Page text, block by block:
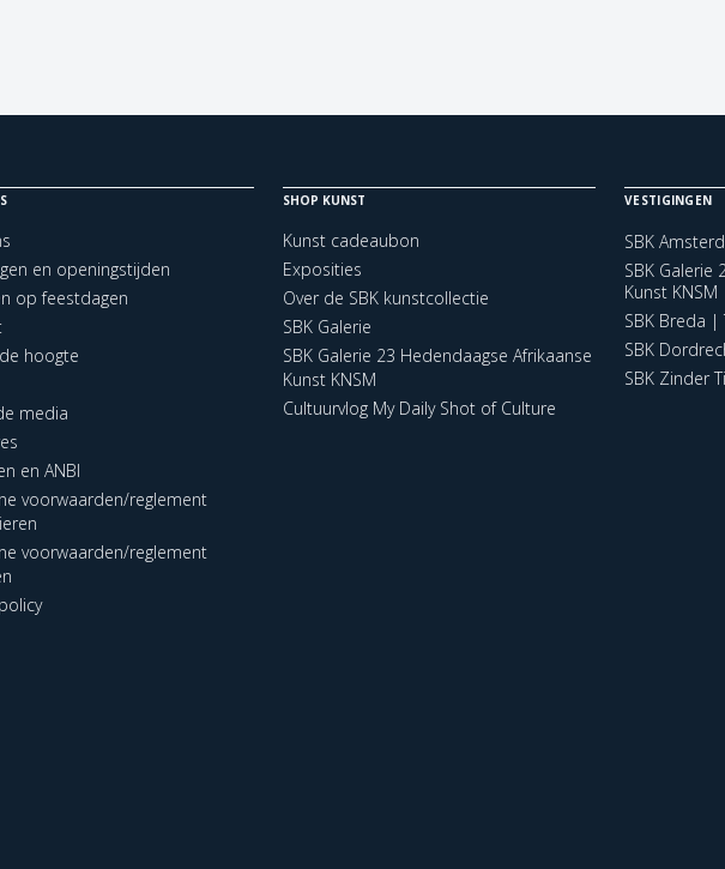
en openingstijden
op feestdagen
hoogte
media
en ANBI
voorwaarden/reglement
voorwaarden/reglement
SHOP KUNST
Kunst cadeaubon
Exposities
Over de SBK kunstcollectie
SBK Galerie
SBK Galerie 23 Hedendaagse Afrikaanse
Kunst KNSM
Cultuurvlog My Daily Shot of Culture
VESTIGINGEN
SBK
SBK Galerie
Kunst KNSM
SBK Breda |
SBK
SBK Zinder